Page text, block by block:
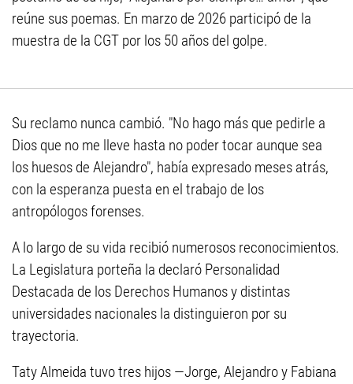
reúne sus poemas. En marzo de 2026 participó de la
muestra de la CGT por los 50 años del golpe.
Su reclamo nunca cambió. "No hago más que pedirle a
Dios que no me lleve hasta no poder tocar aunque sea
los huesos de Alejandro", había expresado meses atrás,
con la esperanza puesta en el trabajo de los
antropólogos forenses.
A lo largo de su vida recibió numerosos reconocimientos.
La Legislatura porteña la declaró Personalidad
Destacada de los Derechos Humanos y distintas
universidades nacionales la distinguieron por su
trayectoria.
Taty Almeida tuvo tres hijos —Jorge, Alejandro y Fabiana